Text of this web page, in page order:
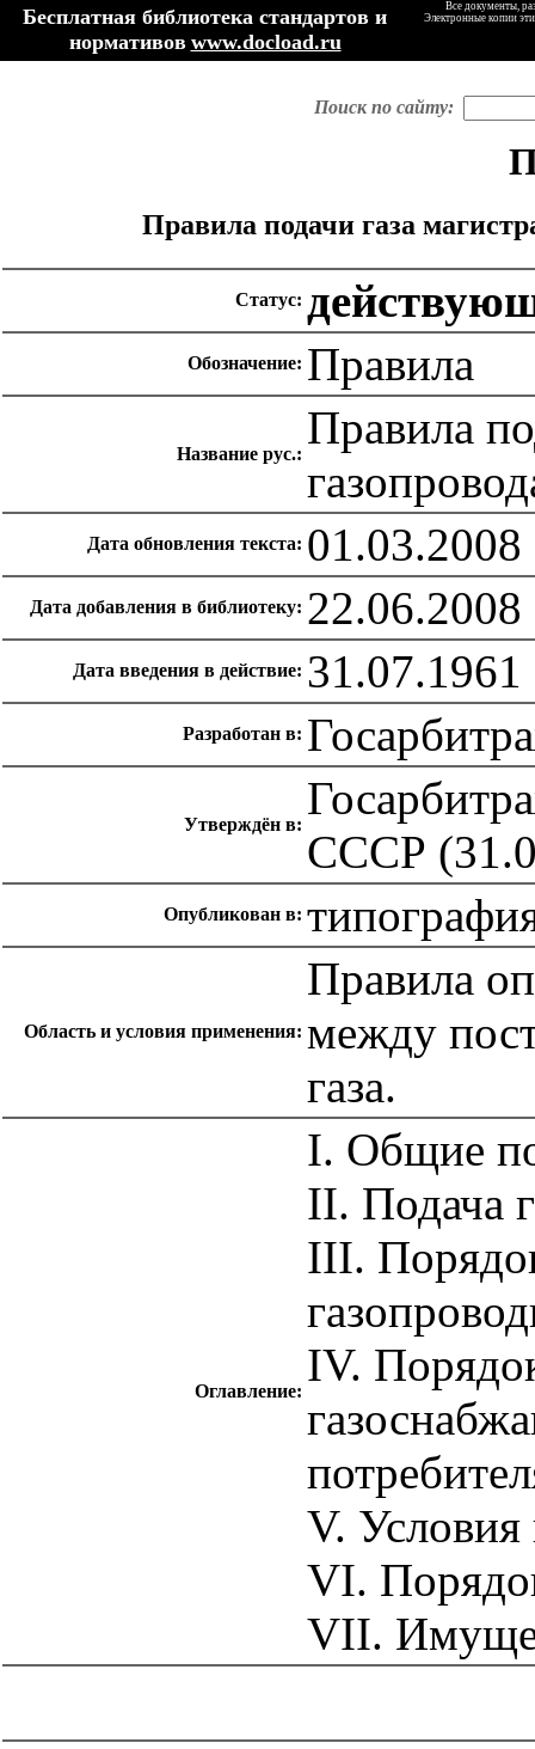
Бесплатная библиотека стандартов и
нормативов www.docload.ru
Все документы,
Электронные копии
Поиск по сайту:
Правила подачи газа
Статус:
Обозначение: Правила
Название рус.:
Правила
Дата обновления текста: 01.03.2008
Дата добавления в библиотеку: 22.06.2008
Дата введения в действие: 31.07.1961
Разработан в:
Утверждён в:
СССР
Опубликован в:
Область и условия применения:
Правила
между
газа.
Оглавление:
I. Общие
II. Подача
III.
IV.
V. Условия
VI.
VII.